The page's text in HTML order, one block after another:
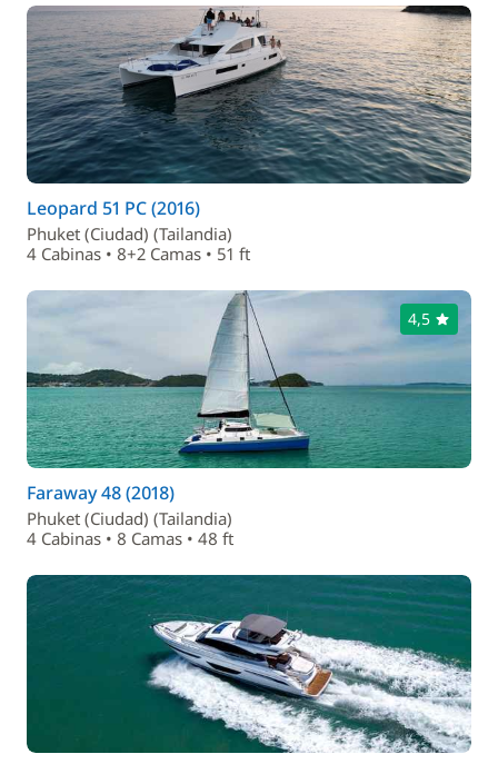
Leopard 51 PC (2016)
Phuket (Ciudad) (Tailandia)
4 Cabinas • 8+2 Camas • 51 ft
4,5
Faraway 48 (2018)
Phuket (Ciudad) (Tailandia)
4 Cabinas • 8 Camas • 48 ft